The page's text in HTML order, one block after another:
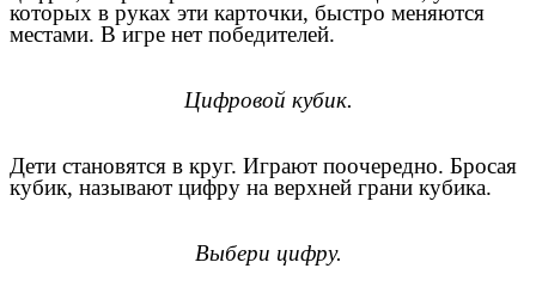
которых в руках эти карточки, быстро меняются
местами. В игре нет победителей.
Цифровой кубик.
Дети становятся в круг. Играют поочередно. Бросая
кубик, называют цифру на верхней грани кубика.
Выбери цифру.